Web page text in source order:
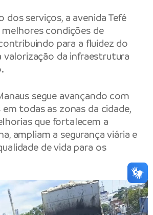
dos serviços, a avenida Tefé
melhores condições de
para a fluidez do
valorização da infraestrutura
segue avançando com
todas as zonas da cidade,
que fortalecem a
ampliam a segurança viária e
de vida para os